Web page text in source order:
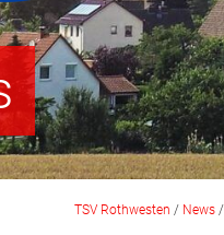
TSV Rothwesten / News /